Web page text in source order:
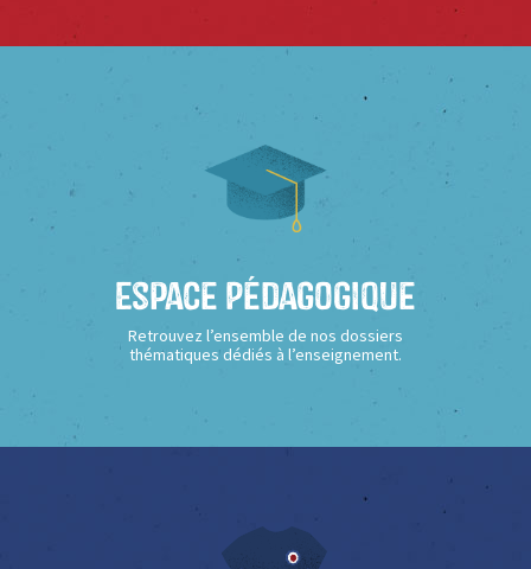
Espace Pédagogique
Retrouvez l’ensemble de nos dossiers
thématiques dédiés à l’enseignement.